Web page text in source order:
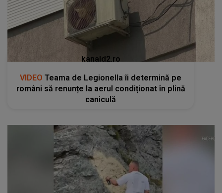
kanald2.ro
VIDEO Teama de Legionella îi determină pe
români să renunțe la aerul condiționat în plină
caniculă